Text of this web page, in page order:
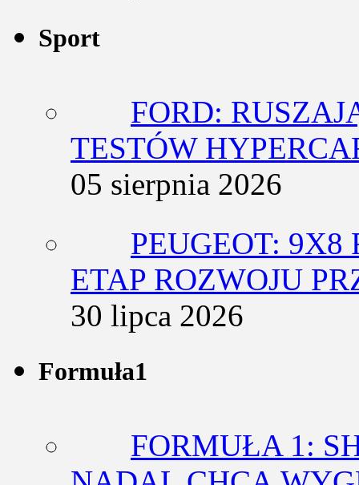
Sport
FORD:
TESTÓW
05 sierpnia 2026
PEUGEOT: 9X8
ETAP ROZWOJU
30 lipca 2026
Formuła1
FORMUŁA 1: